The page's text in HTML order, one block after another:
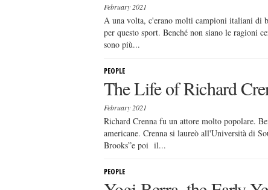
February 2021
A una volta, c'erano molti campioni italiani di
per questo sport. Benché non siano le ragioni
sono più...
PEOPLE
The Life of Richard
February 2021
Richard Crenna fu un attore molto popolare.
americane. Crenna si laureò all'Università di
Brooks”e poi il...
PEOPLE